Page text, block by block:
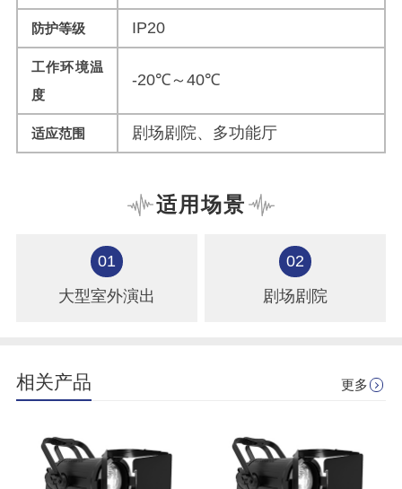
防护等级 IP20
工作环境温
度
-20℃～40℃
适应范围 剧场剧院、多功能厅
适用场景
01
大型室外演出
02
剧场剧院
相关产品 更多